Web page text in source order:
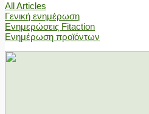
All Articles
Γενική ενημέρωση
Ενημερώσεις Fitaction
Ενημέρωση προϊόντων